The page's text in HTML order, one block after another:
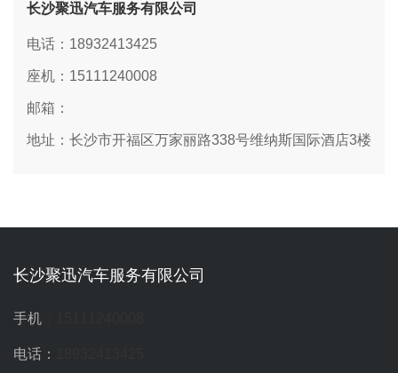
长沙聚迅汽车服务有限公司
电话：18932413425
座机：15111240008
邮箱：
地址：长沙市开福区万家丽路338号维纳斯国际酒店3楼
长沙聚迅汽车服务有限公司
手机
电话：